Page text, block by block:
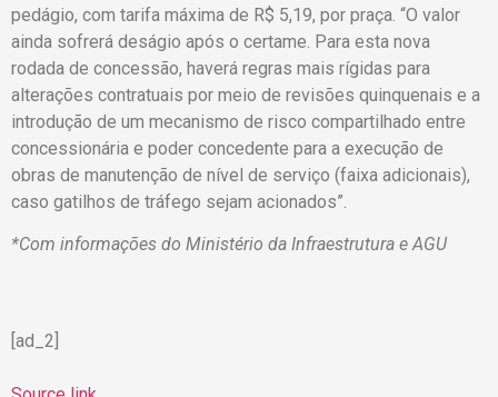
pedágio, com tarifa máxima de R$ 5,19, por praça. “O valor
ainda sofrerá deságio após o certame. Para esta nova
rodada de concessão, haverá regras mais rígidas para
alterações contratuais por meio de revisões quinquenais e a
introdução de um mecanismo de risco compartilhado entre
concessionária e poder concedente para a execução de
obras de manutenção de nível de serviço (faixa adicionais),
caso gatilhos de tráfego sejam acionados”.
*Com informações do Ministério da Infraestrutura e AGU
[ad_2]